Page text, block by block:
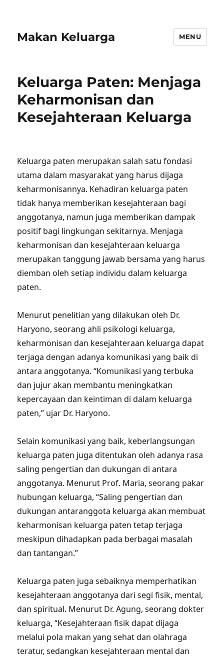
Makan Keluarga MENU
Keluarga Paten: Menjaga
Keharmonisan dan
Kesejahteraan Keluarga
Keluarga paten merupakan salah satu fondasi
utama dalam masyarakat yang harus dijaga
keharmonisannya. Kehadiran keluarga paten
tidak hanya memberikan kesejahteraan bagi
anggotanya, namun juga memberikan dampak
positif bagi lingkungan sekitarnya. Menjaga
keharmonisan dan kesejahteraan keluarga
merupakan tanggung jawab bersama yang harus
diemban oleh setiap individu dalam keluarga
paten.
Menurut penelitian yang dilakukan oleh Dr.
Haryono, seorang ahli psikologi keluarga,
keharmonisan dan kesejahteraan keluarga dapat
terjaga dengan adanya komunikasi yang baik di
antara anggotanya. “Komunikasi yang terbuka
dan jujur akan membantu meningkatkan
kepercayaan dan keintiman di dalam keluarga
paten,” ujar Dr. Haryono.
Selain komunikasi yang baik, keberlangsungan
keluarga paten juga ditentukan oleh adanya rasa
saling pengertian dan dukungan di antara
anggotanya. Menurut Prof. Maria, seorang pakar
hubungan keluarga, “Saling pengertian dan
dukungan antaranggota keluarga akan membuat
keharmonisan keluarga paten tetap terjaga
meskipun dihadapkan pada berbagai masalah
dan tantangan.”
Keluarga paten juga sebaiknya memperhatikan
kesejahteraan anggotanya dari segi fisik, mental,
dan spiritual. Menurut Dr. Agung, seorang dokter
keluarga, “Kesejahteraan fisik dapat dijaga
melalui pola makan yang sehat dan olahraga
teratur, sedangkan kesejahteraan mental dan